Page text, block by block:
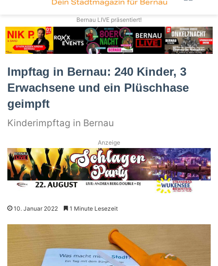
Bernau LIVE präsentiert!
Impftag in Bernau: 240 Kinder, 3
Erwachsene und ein Plüschhase
geimpft
Kinderimpftag in Bernau
Anzeige
10. Januar 2022 1 Minute Lesezeit